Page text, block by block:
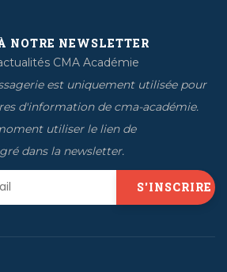
NOTRE NEWSLETTER
CMA Académie
est uniquement utilisée pour
d'information de cma-académie.
utiliser le lien de
dans la newsletter.